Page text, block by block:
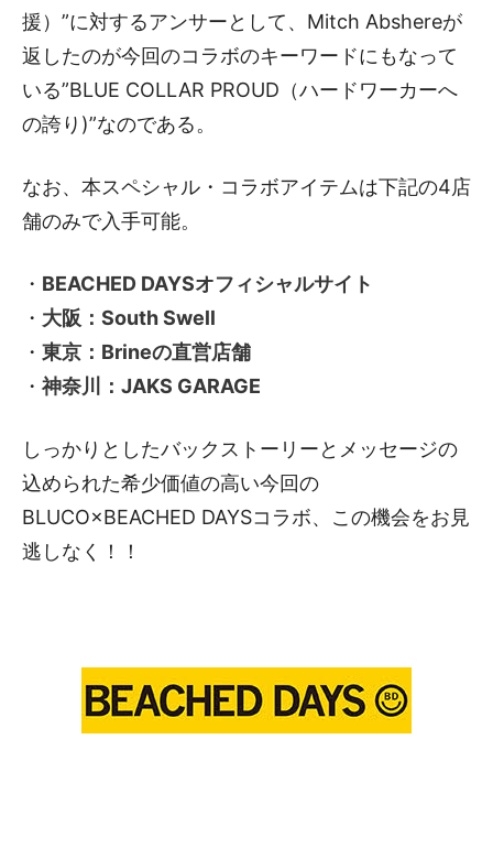
援）”に対するアンサーとして、Mitch Abshereが
返したのが今回のコラボのキーワードにもなって
いる”BLUE COLLAR PROUD（ハードワーカーへ
の誇り)”なのである。
なお、本スペシャル・コラボアイテムは下記の4店
舗のみで入手可能。
・ BEACHED DAYSオフィシャルサイト
・ 大阪：South Swell
・ 東京：Brineの直営店舗
・ 神奈川：JAKS GARAGE
しっかりとしたバックストーリーとメッセージの
込められた希少価値の高い今回の
BLUCO×BEACHED DAYSコラボ、この機会をお見
逃しなく！！